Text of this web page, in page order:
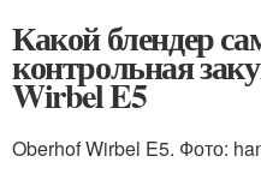
Какой блендер
контрольная
Wirbel E5
Oberhof Wirbel E5. Фото: